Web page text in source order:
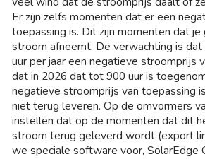
Er zijn zelfs momenten dat er een
toepassing is. Dit zijn momenten dat
stroom afneemt. De verwachting is dat
uur per jaar een negatieve stroomprijs
dat in 2026 dat tot 900 uur is
negatieve stroomprijs van toepassing
niet terug leveren. Op de omvormers
instellen dat op de momenten dat dit
stroom terug geleverd wordt (export
we speciale software voor, SolarEdge